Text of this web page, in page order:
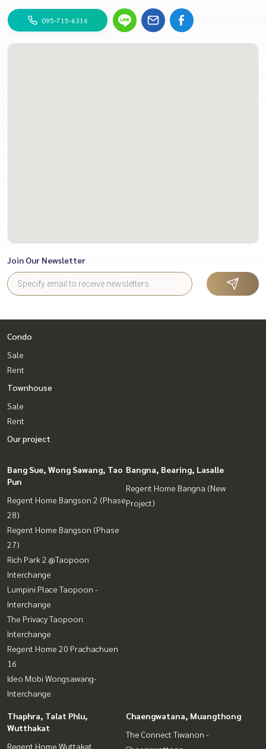
095-715-6316
Join Our Newsletter
Condo
Sale
Rent
Townhouse
Sale
Rent
Our project
Bang Sue, Wong Sawang, Tao
Pun
Regent Home Bangson 2 (Phase
28)
Regent Home Bangson (Phase
27)
Rich Park 2 @Taopoon
Interchange
Lumpini Place Taopoon -
Interchange
The Privacy Taopoon
Interchange
Regent Home 20 Prachachuen
16
Ideo Mobi Wongsawang-
Interchange
Bangna, Bearing, Lasalle
Regent Home Bangna (New
Project)
Thaphra, Talat Phlu,
Wutthakat
Regent Home Wuttakat
Chaengwatana, Muangthong
The Connect Tiwanon -